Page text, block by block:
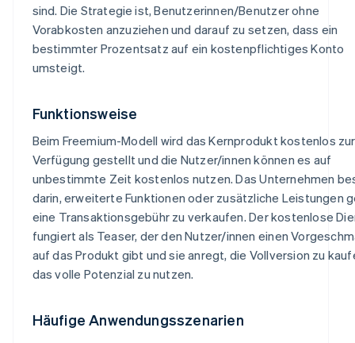
sind. Die Strategie ist, Benutzerinnen/Benutzer ohne
Vorabkosten anzuziehen und darauf zu setzen, dass ein
bestimmter Prozentsatz auf ein kostenpflichtiges Konto
umsteigt.
Funktionsweise
Beim Freemium-Modell wird das Kernprodukt kostenlos zur
Verfügung gestellt und die Nutzer/innen können es auf
unbestimmte Zeit kostenlos nutzen. Das Unternehmen
darin, erweiterte Funktionen oder zusätzliche Leistungen
eine Transaktionsgebühr zu verkaufen. Der kostenlose
fungiert als Teaser, der den Nutzer/innen einen
auf das Produkt gibt und sie anregt, die Vollversion zu
das volle Potenzial zu nutzen.
Häufige Anwendungsszenarien